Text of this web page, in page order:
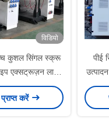
विडियो
कुशल सिंगल स्क्रू
एक्सट्रूज़न लाइन
प्राप्त करें
पीई